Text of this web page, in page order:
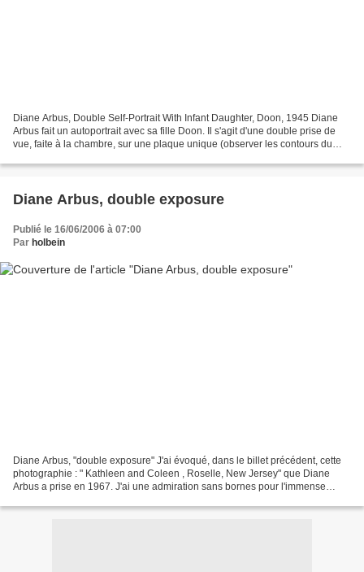
Diane Arbus, Double Self-Portrait With Infant Daughter, Doon, 1945 Diane
Arbus fait un autoportrait avec sa fille Doon. Il s'agit d'une double prise de
vue, faite à la chambre, sur une plaque unique (observer les contours du
Diane Arbus, double exposure
Publié le 16/06/2006 à 07:00
Par holbein
Diane Arbus, "double exposure" J'ai évoqué, dans le billet précédent, cette
photographie : " Kathleen and Coleen , Roselle, New Jersey" que Diane
Arbus a prise en 1967. J'ai une admiration sans bornes pour l'immense